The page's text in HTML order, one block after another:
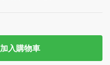
加入購物車